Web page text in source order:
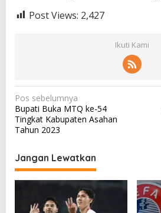
Post Views: 2,427
Ikuti Kami
N
a
v
g
a
Pos sebelumnya
Bupati Buka MTQ ke-54
Tingkat Kabupaten Asahan
Tahun 2023
Jangan Lewatkan